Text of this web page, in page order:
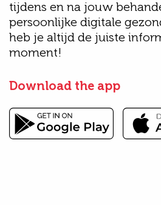
tijdens en na jouw
persoonlijke digitale
heb je altijd de juiste
moment!
Download the app